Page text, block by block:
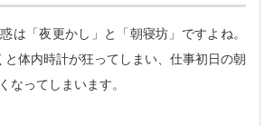
は「夜更かし」と「朝寝坊」ですよね。
と体内時計が狂ってしまい、仕事初日の朝
なってしまいます。